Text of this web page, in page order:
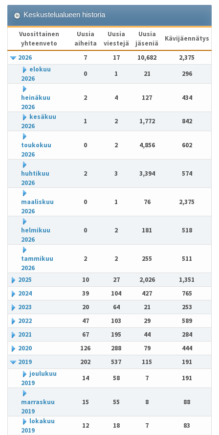
Keskustelualueen historia
Vuosittainen
yhteenveto
Uusia
aiheita
Uusia
viestejä
Uusia
jäseniä
Kävijäennätys
2026 7 17 10,682
2,375
elokuu
2026
0 1 21 296
heinäkuu
2026
2 4 127 434
kesäkuu
2026
1 2 1,772 842
toukokuu
2026
0 2 4,856 602
huhtikuu
2026
2 3 3,394 574
maaliskuu
2026
0 1 76 2,375
helmikuu
2026
0 2 181 518
tammikuu
2026
2 2 255 511
2025 10 27 2,026
1,351
2024
39 104 427
765
2023
20 64 21
253
2022
47 103 29
589
2021
67 195 44
284
2020
126 288 79
444
2019
202 537 115
191
joulukuu
2019
14 58 7 191
marraskuu
2019
15 55 8 88
lokakuu
2019
12 18 7
83